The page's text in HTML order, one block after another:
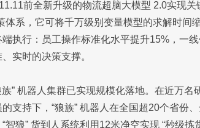
前全新升级的物流超脑大模型 2.0实现关
体系，它可将千万级别变量模型的求解时间
执行：员工操作标准化水平提升15%，一
实时的决策支撑。
族” 机器人集群已实现规模化落地。在近万
支持下，“狼族” 机器人在全国超20个省份
智狼” 货到人系统利用12米净空实现 “秒级